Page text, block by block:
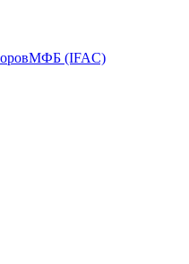
МФБ (IFAC)